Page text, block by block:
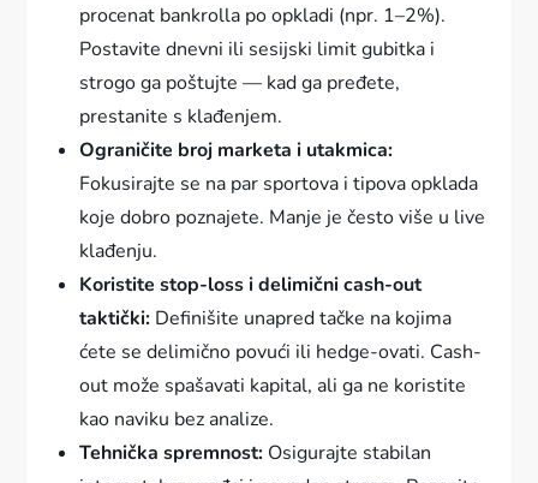
procenat bankrolla po opkladi (npr. 1–2%).
Postavite dnevni ili sesijski limit gubitka i
strogo ga poštujte — kad ga pređete,
prestanite s klađenjem.
Ograničite broj marketa i utakmica:
Fokusirajte se na par sportova i tipova opklada
koje dobro poznajete. Manje je često više u live
klađenju.
Koristite stop-loss i delimični cash-out
taktički: Definišite unapred tačke na kojima
ćete se delimično povući ili hedge-ovati. Cash-
out može spašavati kapital, ali ga ne koristite
kao naviku bez analize.
Tehnička spremnost: Osigurajte stabilan